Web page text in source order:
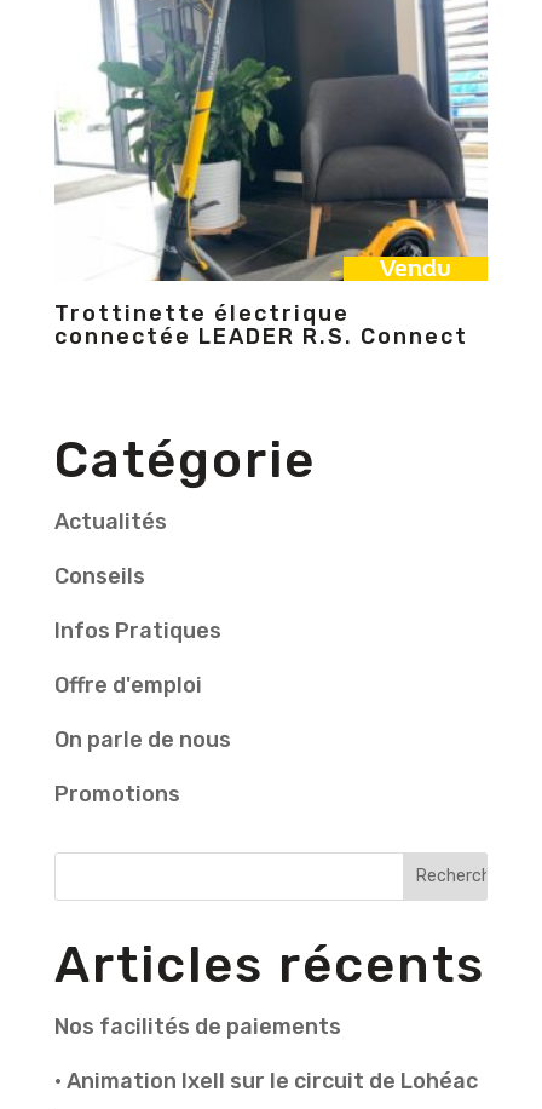
Vendu
Trottinette électrique
connectée LEADER R.S. Connect
Catégorie
Actualités
Conseils
Infos Pratiques
Offre d'emploi
On parle de nous
Promotions
Articles récents
Nos facilités de paiements
• Animation Ixell sur le circuit de Lohéac